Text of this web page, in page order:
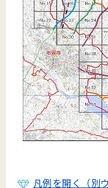
凡例を開く（別